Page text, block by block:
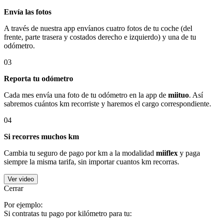
Envía las fotos
A través de nuestra app envíanos cuatro fotos de tu coche (del
frente, parte trasera y costados derecho e izquierdo) y una de tu
odómetro.
03
Reporta tu odómetro
Cada mes envía una foto de tu odómetro en la app de miituo. Así
sabremos cuántos km recorriste y haremos el cargo correspondiente.
04
Si recorres muchos km
Cambia tu seguro de pago por km a la modalidad miiflex y paga
siempre la misma tarifa, sin importar cuantos km recorras.
Ver video
Cerrar
Por ejemplo:
Si contratas tu pago por kilómetro para tu: